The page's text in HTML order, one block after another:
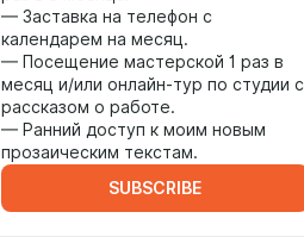
— Заставка на телефон с
календарем на месяц.
— Посещение мастерской 1 раз в
месяц и/или онлайн-тур по студии с
рассказом о работе.
— Ранний доступ к моим новым
прозаическим текстам.
SUBSCRIBE